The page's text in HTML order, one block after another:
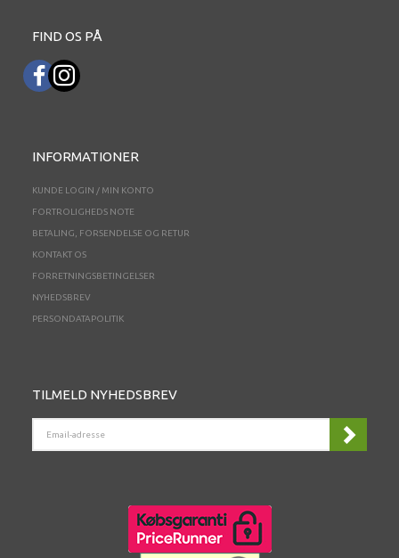
FIND OS PÅ
INFORMATIONER
KUNDE LOGIN / MIN KONTO
FORTROLIGHEDS NOTE
BETALING, FORSENDELSE OG RETUR
KONTAKT OS
FORRETNINGSBETINGELSER
NYHEDSBREV
PERSONDATAPOLITIK
TILMELD NYHEDSBREV
ADRESSE